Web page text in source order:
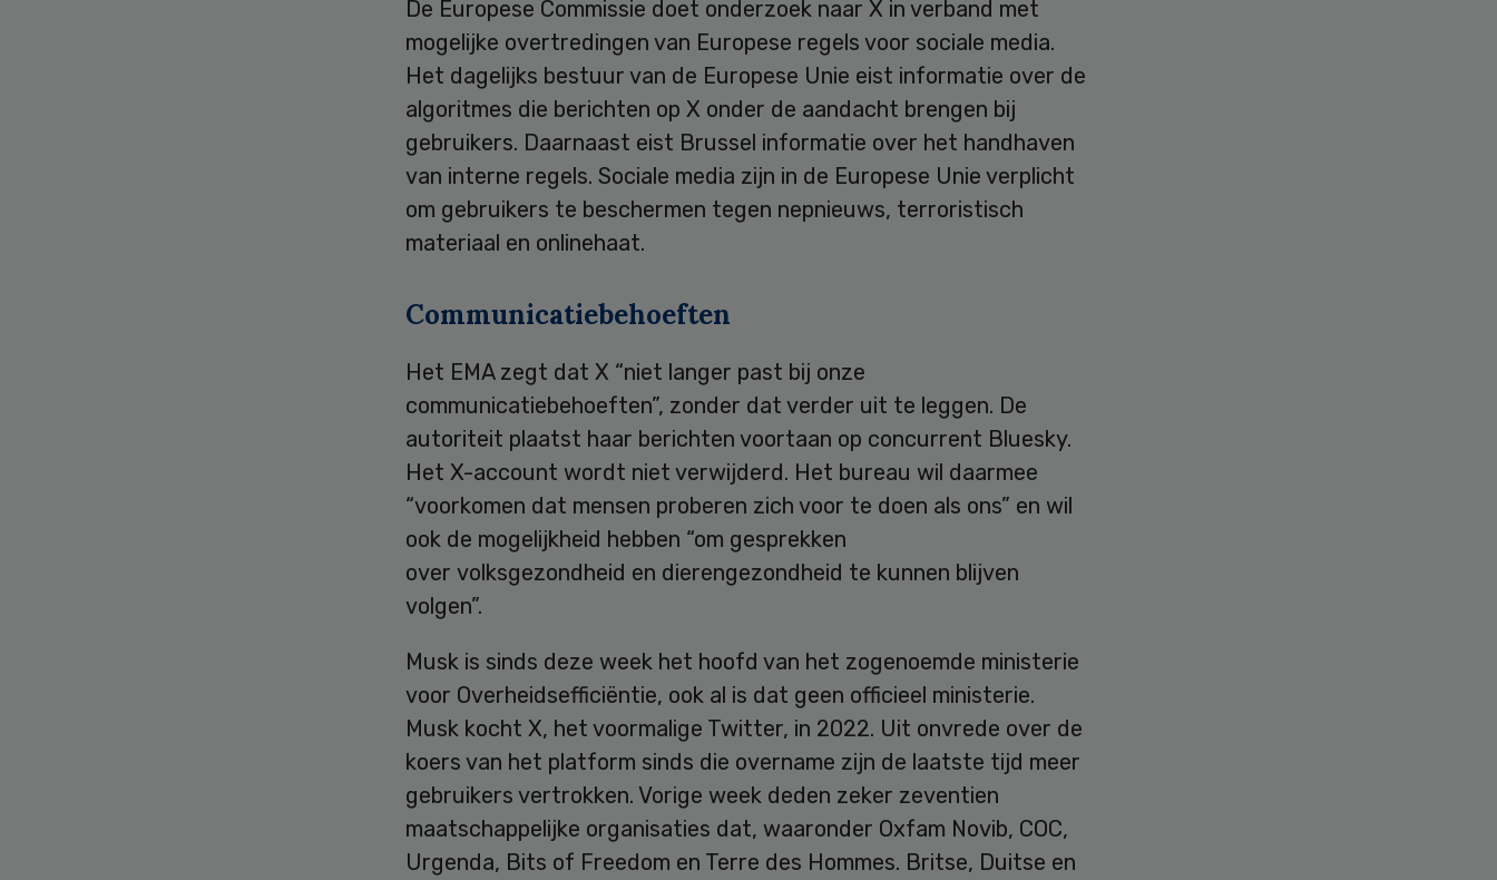
De Europese Commissie doet onderzoek naar X in verband met
mogelijke overtredingen van Europese regels voor sociale media.
Het dagelijks bestuur van de Europese Unie eist informatie over de
algoritmes die berichten op X onder de aandacht brengen bij
gebruikers. Daarnaast eist Brussel informatie over het handhaven
van interne regels. Sociale media zijn in de Europese Unie verplicht
om gebruikers te beschermen tegen nepnieuws, terroristisch
materiaal en onlinehaat.
Communicatiebehoeften
Het EMA zegt dat X “niet langer past bij onze
communicatiebehoeften”, zonder dat verder uit te leggen. De
autoriteit plaatst haar berichten voortaan op concurrent Bluesky.
Het X-account wordt niet verwijderd. Het bureau wil daarmee
“voorkomen dat mensen proberen zich voor te doen als ons” en wil
ook de mogelijkheid hebben “om gesprekken
over volksgezondheid en dierengezondheid te kunnen blijven
volgen”.
Musk is sinds deze week het hoofd van het zogenoemde ministerie
voor Overheidsefficiëntie, ook al is dat geen officieel ministerie.
Musk kocht X, het voormalige Twitter, in 2022. Uit onvrede over de
koers van het platform sinds die overname zijn de laatste tijd meer
gebruikers vertrokken. Vorige week deden zeker zeventien
maatschappelijke organisaties dat, waaronder Oxfam Novib, COC,
Urgenda, Bits of Freedom en Terre des Hommes. Britse, Duitse en